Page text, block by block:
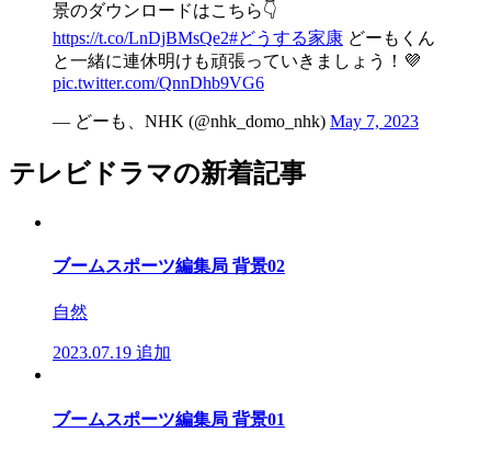
景のダウンロードはこちら👇
https://t.co/LnDjBMsQe2#どうする家康 どーもくん
と一緒に連休明けも頑張っていきましょう！💜
pic.twitter.com/QnnDhb9VG6
— どーも、NHK (@nhk_domo_nhk) May 7, 2023
テレビドラマの新着記事
ブームスポーツ編集局 背景02
自然
2023.07.19 追加
ブームスポーツ編集局 背景01